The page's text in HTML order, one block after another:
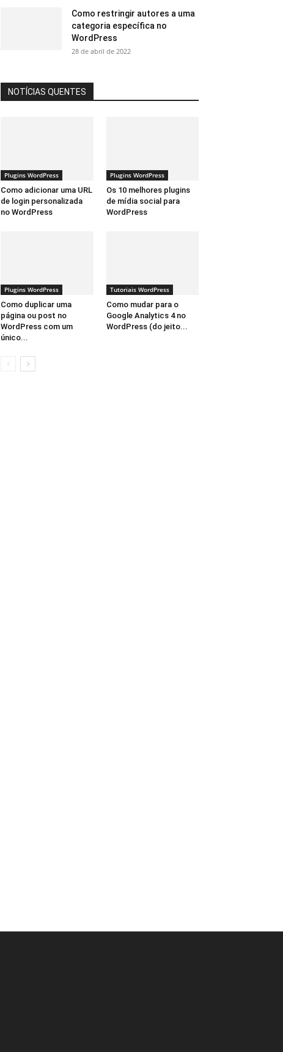
Como restringir autores a uma
categoria específica no
WordPress
28 de abril de 2022
NOTÍCIAS QUENTES
Plugins WordPress
Como adicionar uma URL
de login personalizada
no WordPress
Plugins WordPress
Os 10 melhores plugins
de mídia social para
WordPress
Plugins WordPress
Como duplicar uma
página ou post no
WordPress com um
único...
Tutoriais WordPress
Como mudar para o
Google Analytics 4 no
WordPress (do jeito...